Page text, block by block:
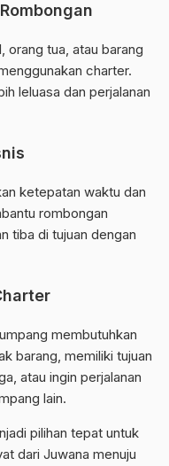
orang tua, atau barang
charter.
leluasa dan perjalanan
ketepatan waktu dan
rombongan
tiba di tujuan dengan
membutuhkan
barang, memiliki tujuan
atau ingin perjalanan
lain.
pilihan tepat untuk
dari Juwana menuju